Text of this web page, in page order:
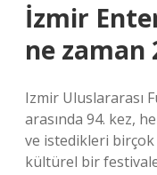
İzmir
ne zaman
Izmir Uluslararası
arasında 94. kez,
ve istedikleri birçok
kültürel bir